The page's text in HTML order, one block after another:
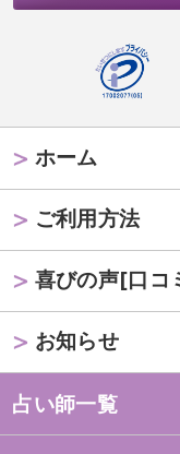
ホーム
ご利用方法
喜びの声[口コ
お知らせ
占い師一覧